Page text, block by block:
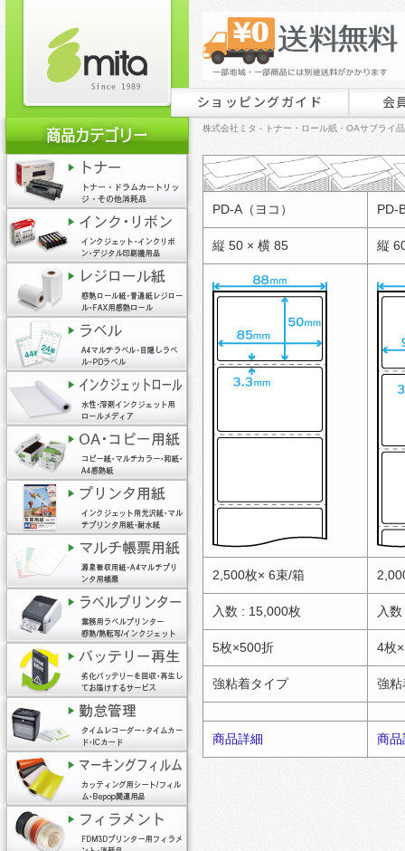
ショッピングガイド 会
株式会社ミタ - トナー・ロール紙・OAサプライ
PD-A（ヨコ） PD-
縦 50 × 横 85 縦
2,500枚× 6束/箱
入数 : 15,000枚 入
5枚×500折 4枚
強粘着タイプ 強粘
商品詳細 商品